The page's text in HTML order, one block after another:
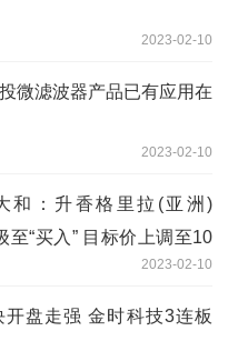
2023-02-10
微滤波器产品已有应用在
2023-02-10
和：升香格里拉(亚洲)
至“买入” 目标价上调至10
2023-02-10
盘走强 金时科技3连板